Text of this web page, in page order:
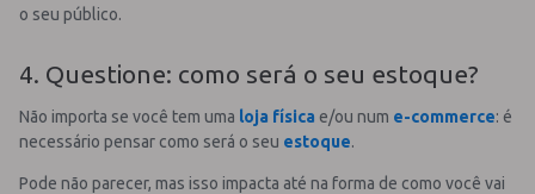
o seu público.
4. Questione: como será o seu estoque?
Não importa se você tem uma loja física e/ou num e-commerce: é
necessário pensar como será o seu estoque.
Pode não parecer, mas isso impacta até na forma de como você vai